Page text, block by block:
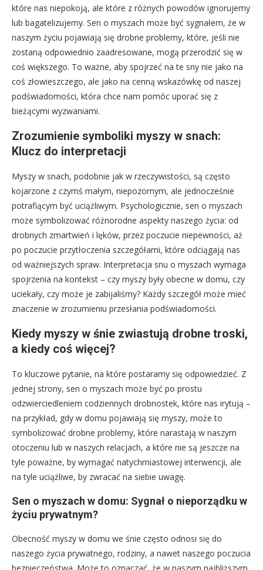
które nas niepokoją, ale które z różnych powodów ignorujemy
lub bagatelizujemy. Sen o myszach może być sygnałem, że w
naszym życiu pojawiają się drobne problemy, które, jeśli nie
zostaną odpowiednio zaadresowane, mogą przerodzić się w
coś większego. To ważne, aby spojrzeć na te sny nie jako na
coś złowieszczego, ale jako na cenną wskazówkę od naszej
podświadomości, która chce nam pomóc uporać się z
bieżącymi wyzwaniami.
Zrozumienie symboliki myszy w snach:
Klucz do interpretacji
Myszy w snach, podobnie jak w rzeczywistości, są często
kojarzone z czymś małym, niepozornym, ale jednocześnie
potrafiącym być uciążliwym. Psychologicznie, sen o myszach
może symbolizować różnorodne aspekty naszego życia: od
drobnych zmartwień i lęków, przez poczucie niepewności, aż
po poczucie przytłoczenia szczegółami, które odciągają nas
od ważniejszych spraw. Interpretacja snu o myszach wymaga
spojrzenia na kontekst – czy myszy były obecne w domu, czy
uciekały, czy może je zabijaliśmy? Każdy szczegół może mieć
znaczenie w zrozumieniu przesłania podświadomości.
Kiedy myszy w śnie zwiastują drobne troski,
a kiedy coś więcej?
To kluczowe pytanie, na które postaramy się odpowiedzieć. Z
jednej strony, sen o myszach może być po prostu
odzwierciedleniem codziennych drobnostek, które nas irytują –
na przykład, gdy w domu pojawiają się myszy, może to
symbolizować drobne problemy, które narastają w naszym
otoczeniu lub w naszych relacjach, a które nie są jeszcze na
tyle poważne, by wymagać natychmiastowej interwencji, ale
na tyle uciążliwe, by zwracać na siebie uwagę.
Sen o myszach w domu: Sygnał o nieporządku w
życiu prywatnym?
Obecność myszy w domu we śnie często odnosi się do
naszego życia prywatnego, rodziny, a nawet naszego poczucia